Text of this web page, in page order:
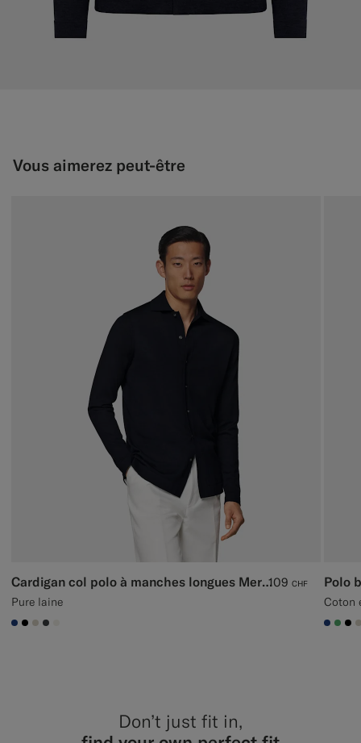
Vous aimerez peut-être
Cardigan col polo à manches longues Merino bleu marine
Pure laine
109 CHF
#1C3D7A
#000000
#D7D1C3
#3d4043
Polo
Coton
Don’t just fit in,